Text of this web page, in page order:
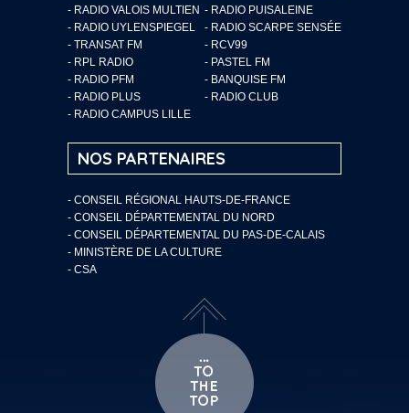
- RADIO VALOIS MULTIEN - RADIO PUISALEINE
- RADIO UYLENSPIEGEL
- RADIO SCARPE SENSÉE
- TRANSAT FM
- RCV99
- RPL RADIO
- PASTEL FM
- RADIO PFM
- BANQUISE FM
- RADIO PLUS
- RADIO CLUB
- RADIO CAMPUS LILLE
NOS PARTENAIRES
- CONSEIL RÉGIONAL HAUTS-DE-FRANCE
- CONSEIL DÉPARTEMENTAL DU NORD
- CONSEIL DÉPARTEMENTAL DU PAS-DE-CALAIS
- MINISTÈRE DE LA CULTURE
- CSA